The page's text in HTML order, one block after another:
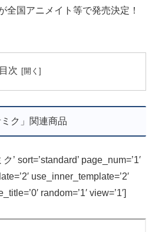
全国アニメイト等で発売決定！
目次
ミク」関連商品
’ sort=’standard’ page_num=’1′
use_inner_template=’2′
random=’1′ view=’1′]